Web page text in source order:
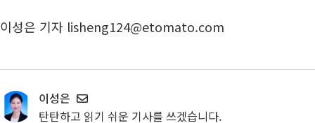
이성은 기자 lisheng124@etomato.com
이성은
탄탄하고 읽기 쉬운 기사를 쓰겠습니다.